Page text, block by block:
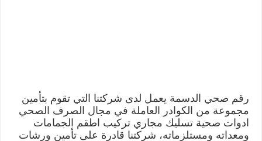
رقم صحي الدسمة يعمل لدى شركتنا التي تقوم بتأمين
مجموعة من الكوادر العاملة في مجال الصرف الصحي
ادوات صحية تسليك مجاري تركيب اطقم الجمامات
ومعداته ومستلزماته، شركتنا قادرة على تأمين ورشات